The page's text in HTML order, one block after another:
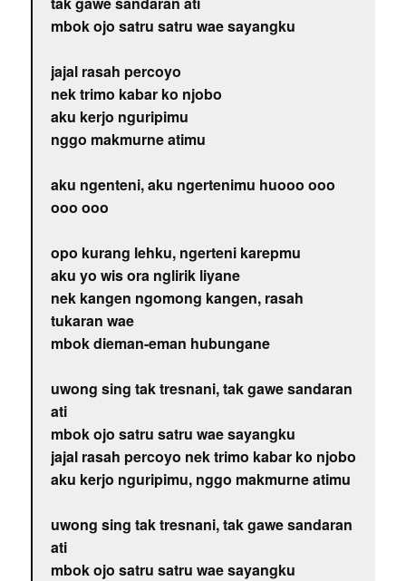
mbok ojo satru satru wae sayangku
jajal rasah percoyo
nek trimo kabar ko njobo
aku kerjo nguripimu
nggo makmurne atimu
aku ngenteni, aku ngertenimu huooo ooo
ooo ooo
opo kurang lehku, ngerteni karepmu
aku yo wis ora nglirik liyane
nek kangen ngomong kangen, rasah
tukaran wae
mbok dieman-eman hubungane
uwong sing tak tresnani, tak gawe sandaran
ati
mbok ojo satru satru wae sayangku
jajal rasah percoyo nek trimo kabar ko njobo
aku kerjo nguripimu, nggo makmurne atimu
uwong sing tak tresnani, tak gawe sandaran
ati
mbok ojo satru satru wae sayangku